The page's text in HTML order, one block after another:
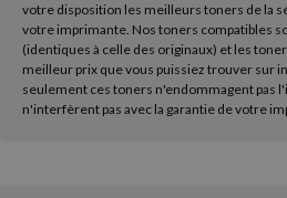
votre disposition les meilleurs toners de la
votre imprimante. Nos toners compatibles
(identiques à celle des originaux) et les
meilleur prix que vous puissiez trouver sur
seulement ces toners n'endommagent pas
n'interfèrent pas avec la garantie de votre